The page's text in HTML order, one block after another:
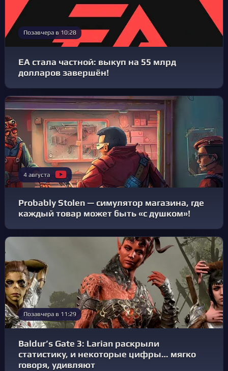
Позавчера в 10:28
EA стала частной: выкуп на 55 млрд
долларов завершён!
4 августа
Probably Stolen — симулятор магазина, где
каждый товар может быть «с душком»!
Позавчера в 11:29
Baldur’s Gate 3: Larian раскрыли
статистику, и некоторые цифры… мягко
говоря, удивляют